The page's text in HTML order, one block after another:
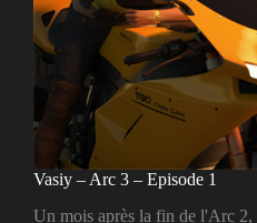
Vasiy – Arc 3 – Episode 1
Un mois après la fin de l'Arc